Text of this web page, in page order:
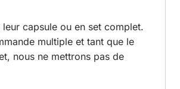
leur capsule ou en set complet.
multiple et tant que le
nous ne mettrons pas de